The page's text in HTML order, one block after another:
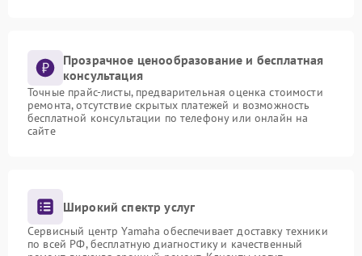
Прозрачное ценообразование и бесплатная
консультация
Точные прайс-листы, предварительная оценка стоимости
ремонта, отсутствие скрытых платежей и возможность
бесплатной консультации по телефону или онлайн на
сайте
Широкий спектр услуг
Сервисный центр Yamaha обеспечивает доставку техники
по всей РФ, бесплатную диагностику и качественный